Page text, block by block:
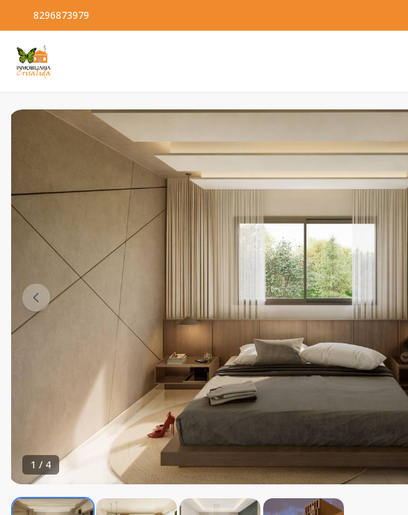
8296873979
1 / 4